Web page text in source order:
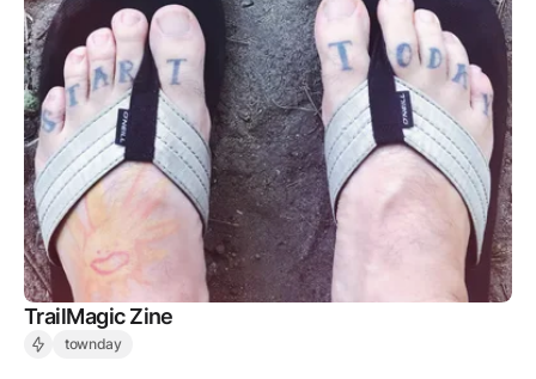
TrailMagic Zine
townday